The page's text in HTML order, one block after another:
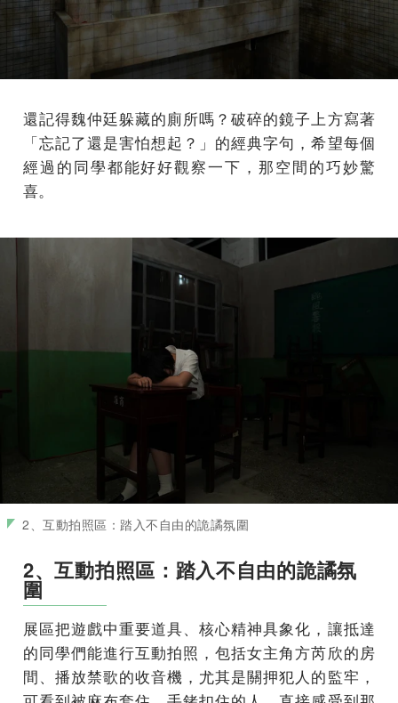
還記得魏仲廷躲藏的廁所嗎？破碎的鏡子上方寫著
「忘記了還是害怕想起？」的經典字句，希望每個
經過的同學都能好好觀察一下，那空間的巧妙驚
喜。
2、互動拍照區：踏入不自由的詭譎氛圍
2、互動拍照區：踏入不自由的詭譎氛
圍
展區把遊戲中重要道具、核心精神具象化，讓抵達
的同學們能進行互動拍照，包括女主角方芮欣的房
間、播放禁歌的收音機，尤其是關押犯人的監牢，